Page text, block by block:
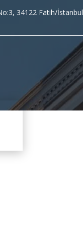
34122 Fatih/İstanbul